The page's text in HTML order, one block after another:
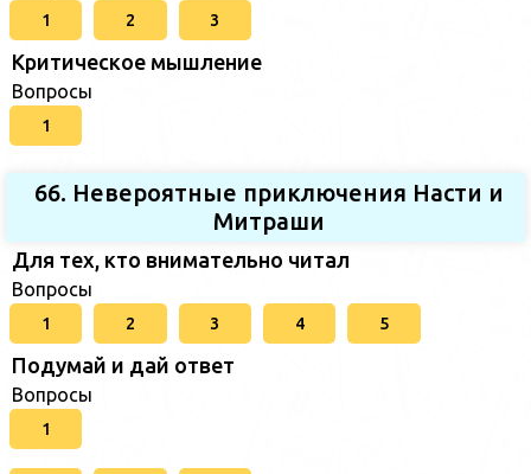
1 2 3
Критическое мышление
Вопросы
1
66. Невероятные приключения Насти и
Митраши
Для тех, кто внимательно читал
Вопросы
1 2 3 4 5
Подумай и дай ответ
Вопросы
1